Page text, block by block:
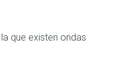
que existen ondas